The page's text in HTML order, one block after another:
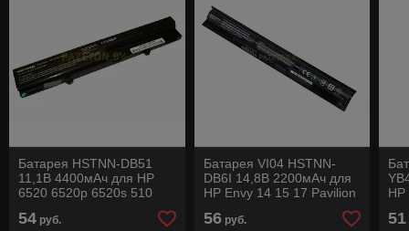
Батарея HSTNN-DB51
11,1В 4400мАч для HP
6520 6520p 6520s 510
515 516 540 541 и других
54 руб.
Батарея VI04 HSTNN-
DB6I 14,8В 2200мАч для
HP Envy 14 15 17 Pavilion
15 17 ProBook 440 445 и
других
56руб.
HP
51